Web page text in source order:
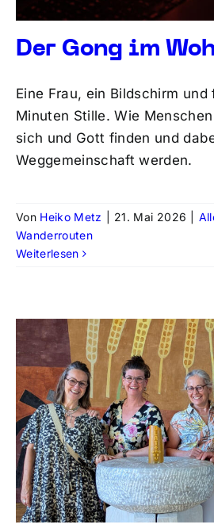
Der Gong im
Eine Frau, ein Bildschirm
Minuten Stille. Wie
sich und Gott finden und
Weggemeinschaft werden.
Von Heiko Metz 21. Mai 2026
Wanderrouten
Weiterlesen